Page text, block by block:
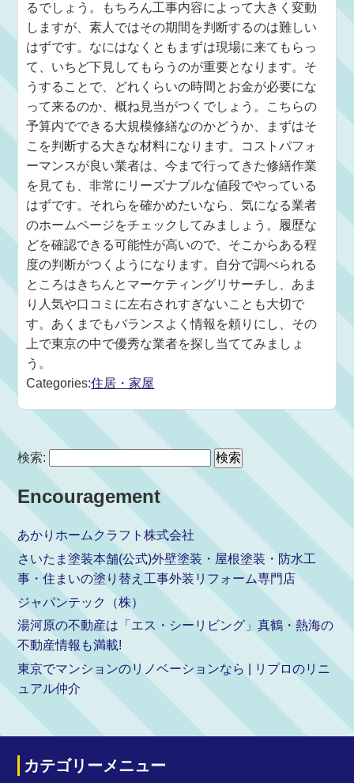
るでしょう。もちろん工事内容によって大きく変動
しますが、素人ではその期間を判断するのは難しい
はずです。なにはなくともまずは現場に来てもらっ
て、いちど下見してもらうのが重要となります。そ
うすることで、どれくらいの時間とお金が必要にな
って来るのか、概ね見当がつくでしょう。こちらの
予算内でできる大規模修繕なのかどうか、まずはそ
こを判断する大きな材料になります。コストパフォ
ーマンスが良い業者は、今まで行ってきた修繕作業
を見ても、非常にリーズナブルな値段でやっている
はずです。それらを確かめたいなら、気になる業者
のホームページをチェックしてみましょう。履歴な
どを確認できる可能性が高いので、そこからある程
度の判断がつくようになります。自分で調べられる
ところはきちんとマーケティングリサーチし、あま
り人気や口コミに左右されすぎないことも大切で
す。あくまでもバランスよく情報を頼りにし、その
上で東京の中で優秀な業者を探し当ててみましょ
う。
Categories:住居・家屋
検索:
Encouragement
あかりホームクラフト株式会社
さいたま塗装本舗(公式)外壁塗装・屋根塗装・防水工
事・住まいの塗り替え工事外装リフォーム専門店
ジャパンテック（株）
湯河原の不動産は「エス・シーリビング」真鶴・熱海の
不動産情報も満載!
東京でマンションのリノベーションなら | リプロのリニ
ュアル仲介
カテゴリーメニュー